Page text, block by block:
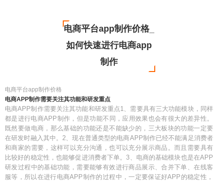
电商平台app制作价格_
如何快速进行电商app
制作
电商平台app制作价格
电商APP制作需要关注其功能和研发重点
电商APP制作需要关注其功能和研发重点1、需要具有三大功能模块，同样
都是进行电商APP制作，但是功能不同，应用效果也会有很大的差异性。
既然要做电商，那么基础的功能还是不能缺少的，三大板块的功能一定要
在研发时融入其中。2、现在普通类型的电商APP制作已经不能满足消费者
和商家的需要，这样可以充分沟通，也可以充分展示商品。而且需要具有
比较好的稳定性，也能够促进消费者下单。3、电商的基础模块也是在APP
研发过程中的基础功能，需要能够有效进行商品展示、合并下单、在线客
服等，所以在进行电商APP制作的过程中，一定要保证好APP的稳定性，